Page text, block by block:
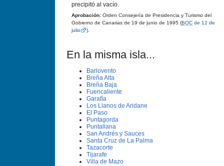
precipitó al vacío.
Aprobación: Orden Consejería de Presidencia y Turismo del
Gobierno de Canarias de 19 de junio de 1995 (BOC de 12 de
julio
).
En la misma isla...
Barlovento
Breña Alta
Breña Baja
Fuencaliente
Garafí­a
Los Llanos de Aridane
El Paso
Puntagorda
Puntallana
San Andrés y Sauces
Santa Cruz de La Palma
Tazacorte
Tijarafe
Villa de Mazo